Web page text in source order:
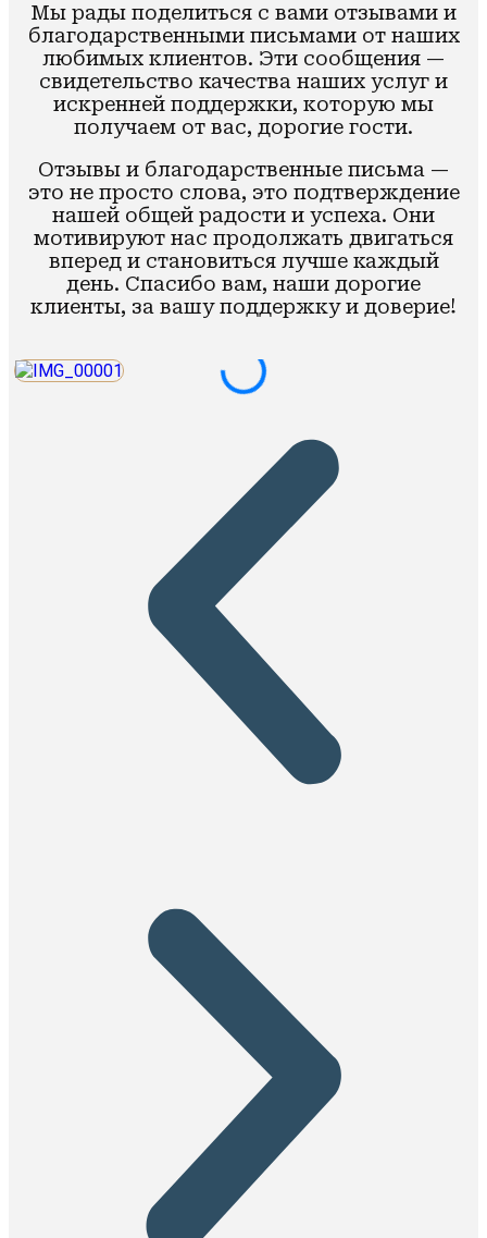
Мы рады поделиться с вами отзывами и
благодарственными письмами от наших
любимых клиентов. Эти сообщения —
свидетельство качества наших услуг и
искренней поддержки, которую мы
получаем от вас, дорогие гости.
Отзывы и благодарственные письма —
это не просто слова, это подтверждение
нашей общей радости и успеха. Они
мотивируют нас продолжать двигаться
вперед и становиться лучше каждый
день. Спасибо вам, наши дорогие
клиенты, за вашу поддержку и доверие!